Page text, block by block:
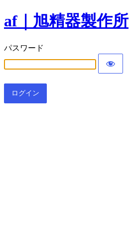
af｜旭精器製作所
パスワード